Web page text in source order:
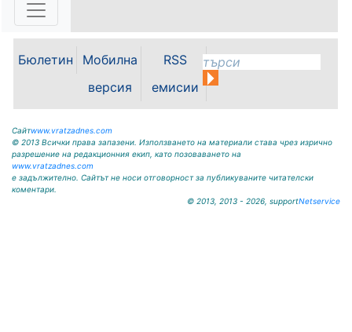
ОБЩИНА КРИВОДОЛ ОБЛАСТ
„Освобождение” № 13, тел.
krivodol@mbox.is-bg.net ОБЯВА
На основание чл. 8, ал. 4,
Бюлетин
Мобилна
версия
RSS
емисии
Сайтwww.vratzadnes.com
© 2013 Всички права запазени. Използването на материали става чрез изрично
разрешение на редакционния екип, като позоваването на
www.vratzadnes.com
е задължително. Сайтът не носи отговорност за публикуваните читателски
коментари.
© 2013, 2013 - 2026, supportNetservice